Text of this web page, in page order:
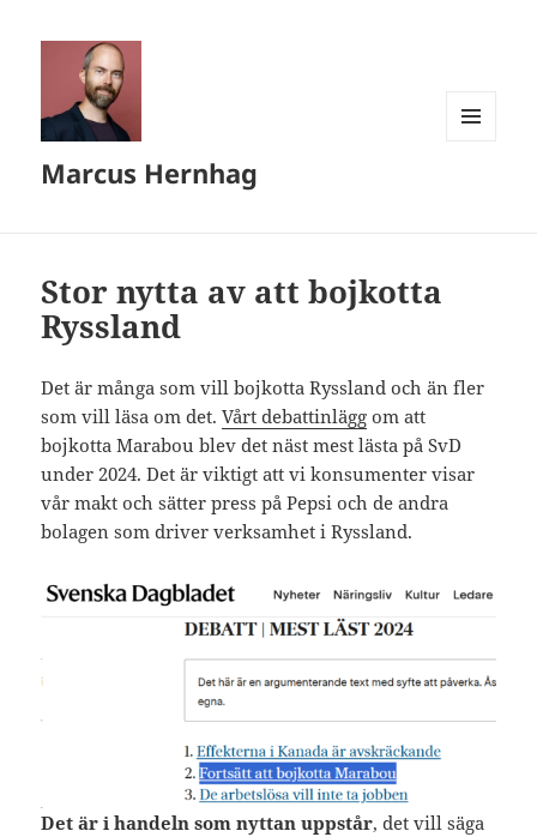
Marcus Hernhag
Stor nytta av att bojkotta
Ryssland
Det är många som vill bojkotta Ryssland och än fler
som vill läsa om det.Vårt debattinlägg om att
bojkotta Marabou blev det näst mest lästa på SvD
under 2024. Det är viktigt att vi konsumenter visar
vår makt och sätter press på Pepsi och de andra
bolagen som driver verksamhet i Ryssland.
Det är i handeln som nyttan uppstår, det vill säga